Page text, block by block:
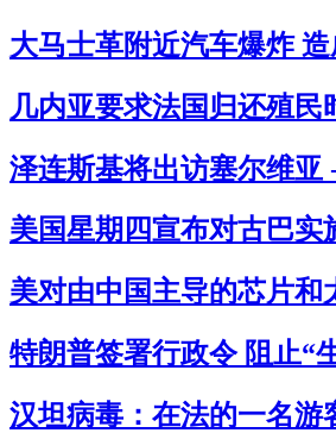
大马士革附近汽车爆炸
几内亚要求法国归还殖
泽连斯基将出访塞尔维亚
美国星期四宣布对古巴实
美对由中国主导的芯片和
特朗普签署行政令 阻止“
汉坦病毒：在法的一名游